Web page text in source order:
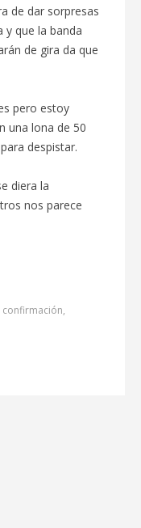
de dar sorpresas
y que la banda
de gira da que
pero estoy
una lona de 50
despistar.
diera la
nos parece
confirmación,